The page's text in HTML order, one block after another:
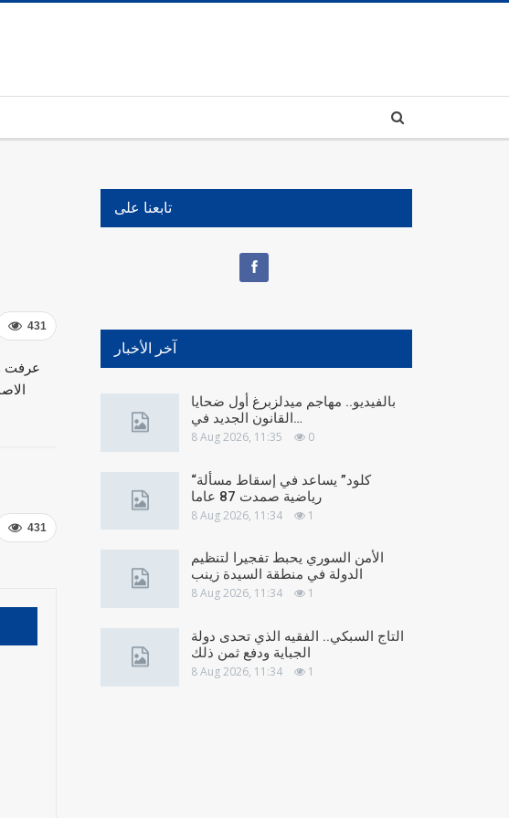
431
431
تابعنا على
آخر الأخبار
بالفيديو.. مهاجم ميدلزبرغ أول ضحايا
القانون الجديد في…
8 Aug 2026, 11:35 0
“كلود” يساعد في إسقاط مسألة
رياضية صمدت 87 عاما
8 Aug 2026, 11:34 1
الأمن السوري يحبط تفجيرا لتنظيم
الدولة في منطقة السيدة زينب
8 Aug 2026, 11:34 1
التاج السبكي.. الفقيه الذي تحدى دولة
الجباية ودفع ثمن ذلك
8 Aug 2026, 11:34 1